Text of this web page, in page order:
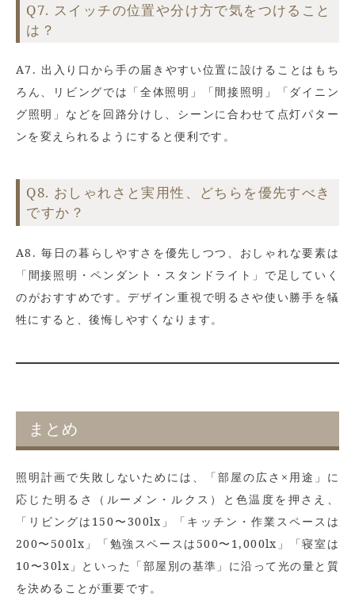
Q7. スイッチの位置や分け方で気をつけること
は？
A7. 出入り口から手の届きやすい位置に設けることはもち
ろん、リビングでは「全体照明」「間接照明」「ダイニン
グ照明」などを回路分けし、シーンに合わせて点灯パター
ンを変えられるようにすると便利です。
Q8. おしゃれさと実用性、どちらを優先すべき
ですか？
A8. 毎日の暮らしやすさを優先しつつ、おしゃれな要素は
「間接照明・ペンダント・スタンドライト」で足していく
のがおすすめです。デザイン重視で明るさや使い勝手を犠
牲にすると、後悔しやすくなります。
まとめ
照明計画で失敗しないためには、「部屋の広さ×用途」に
応じた明るさ（ルーメン・ルクス）と色温度を押さえ、
「リビングは150〜300lx」「キッチン・作業スペースは
200〜500lx」「勉強スペースは500〜1,000lx」「寝室は
10〜30lx」といった「部屋別の基準」に沿って光の量と質
を決めることが重要です。